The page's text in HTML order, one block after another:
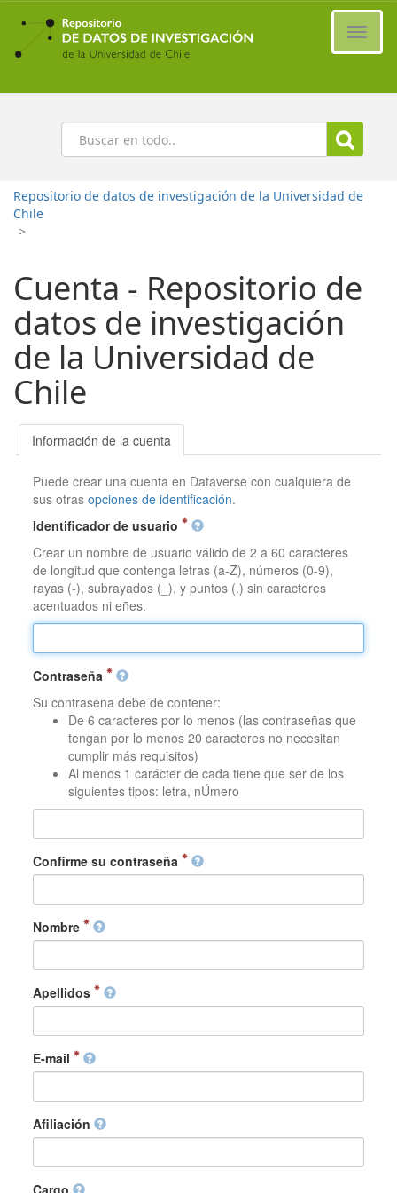
Ir
contenido
principal
Buscar
Repositorio de datos de investigación de la Universidad de
Chile
>
Cuenta - Repositorio de
datos de investigación
de la Universidad de
Chile
Información de la cuenta
Puede crear una cuenta en Dataverse con cualquiera de
sus otrasopciones de identificación.
Identificador de usuario
Crear un nombre de usuario válido de 2 a 60 caracteres
de longitud que contenga letras (a-Z), números (0-9),
rayas (-), subrayados (_), y puntos (.) sin caracteres
acentuados ni eñes.
Contraseña
Su contraseña debe de contener:
De 6 caracteres por lo menos (las contraseñas que
tengan por lo menos 20 caracteres no necesitan
cumplir más requisitos)
Al menos 1 carácter de cada tiene que ser de los
siguientes tipos: letra, nÚmero
Confirme su contraseña
Nombre
Apellidos
E-mail
Afiliación
Cargo